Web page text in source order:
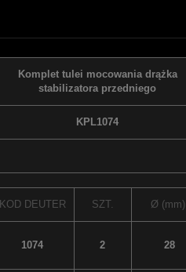
Komplet tulei mocowania drążka
stabilizatora przedniego
KPL1074
KOD DEUTER SZT. Ø (mm)
1074 2 28